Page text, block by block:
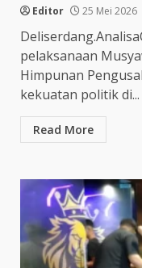
Editor 25 Mei 2026
pelaksanaan
Himpunan
kekuatan politik di...
Read More